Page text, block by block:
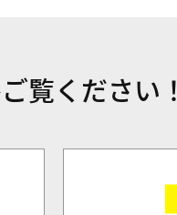
覧ください！